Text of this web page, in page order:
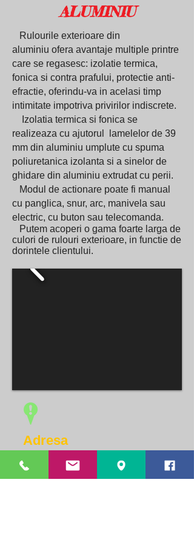
ALUMINIU
Rulourile exterioare din
aluminiu ofera avantaje multiple printre
care se regasesc: izolatie termica,
fonica si contra prafului, protectie anti-
efractie, oferindu-va in acelasi timp
intimitate impotriva privirilor indiscrete.
Izolatia termica si fonica se
realizeaza cu ajutorul lamelelor de 39
mm din aluminiu umplute cu spuma
poliuretanica izolanta si a sinelor de
ghidare din aluminiu extrudat cu perii.
Modul de actionare poate fi manual
cu panglica, snur, arc, manivela sau
electric, cu buton sau telecomanda.
Putem acoperi o gama foarte larga de
culori de rulouri exterioare, in functie de
dorintele clientului.
Adresa
B-dul Dunarea nr. 76
Galati